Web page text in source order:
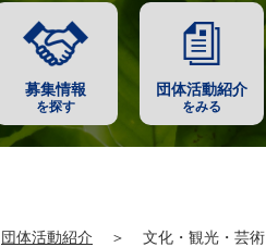
募集情報
を探す
団体活動紹介
をみる
団体活動紹介 ＞ 文化・観光・芸術